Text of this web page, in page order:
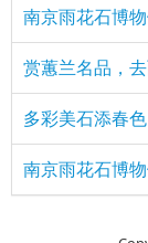
南京雨花石博
赏蕙兰名品，
多彩美石添春
南京雨花石博